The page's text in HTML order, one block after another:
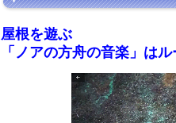
屋根を遊ぶ
「ノアの方舟の音楽」は